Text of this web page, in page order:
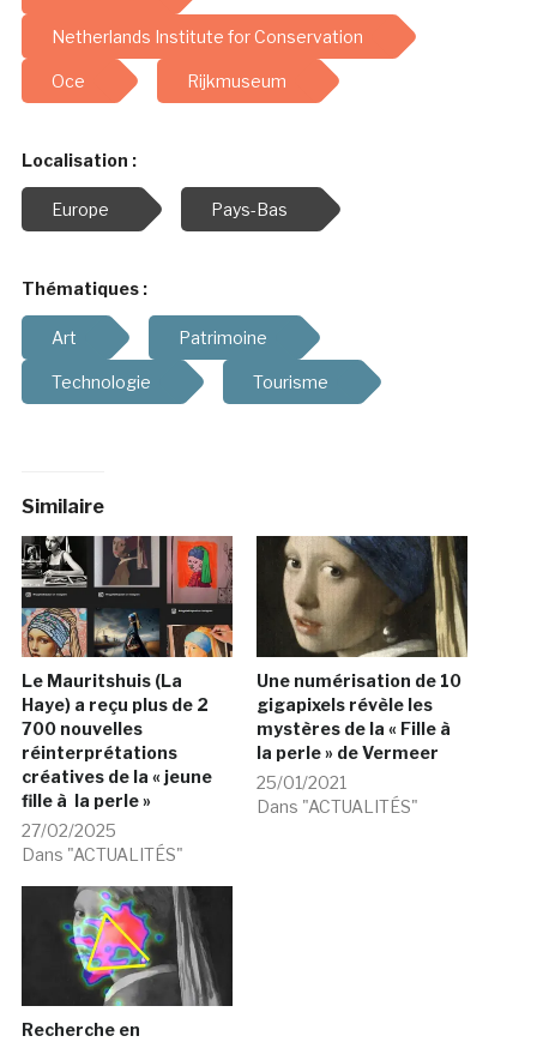
Netherlands Institute for Conservation
Oce Rijkmuseum
Localisation :
Europe Pays-Bas
Thématiques :
Art Patrimoine
Technologie Tourisme
Similaire
Le Mauritshuis (La
Haye) a reçu plus de 2
700 nouvelles
réinterprétations
créatives de la « jeune
fille à la perle »
27/02/2025
Dans "ACTUALITÉS"
Une numérisation de 10
gigapixels révèle les
mystères de la « Fille à
la perle » de Vermeer
25/01/2021
Dans "ACTUALITÉS"
Recherche en